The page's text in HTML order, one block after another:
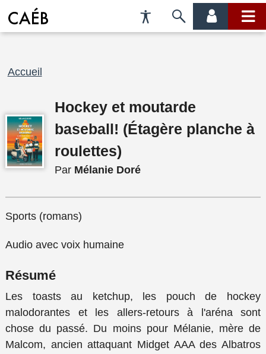
Préférences
d'accessibilité
Passer
menu
menu
Fil
Accueil
Hockey et moutarde
baseball! (Étagère planche à
roulettes)
Par Mélanie Doré
Sports (romans)
Audio avec voix humaine
Résumé
Les toasts au ketchup, les pouch de hockey
malodorantes et les allers-retours à l'aréna sont
chose du passé. Du moins pour Mélanie, mère de
Malcom, ancien attaquant Midget AAA des Albatros